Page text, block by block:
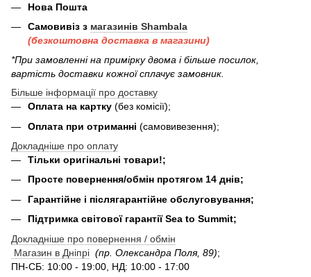
Нова Пошта
Самовивіз з магазинів Shambala
(безкоштовна доставка в магазини)
*При замовленні на примірку двома і більше посилок,
вартість доставки кожної сплачує замовник.
Більше інформації про доставку
Оплата на картку (без комісії);
Оплата при отриманні (самовивезення);
Докладніше про оплату
Тільки оригінальні товари!;
Просте повернення/обмін протягом 14 днів;
Гарантійне і післягарантійне обслуговування;
Підтримка світової гарантії Sea to Summit;
Докладніше про повернення / обмін
Магазин в Дніпрі (пр. Олександра Поля, 89);
ПН-СБ: 10:00 - 19:00, НД: 10:00 - 17:00